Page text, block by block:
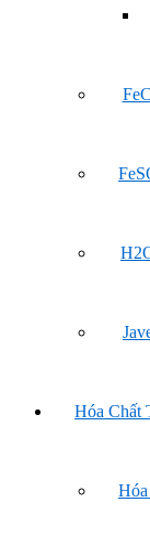
Hóa Chất